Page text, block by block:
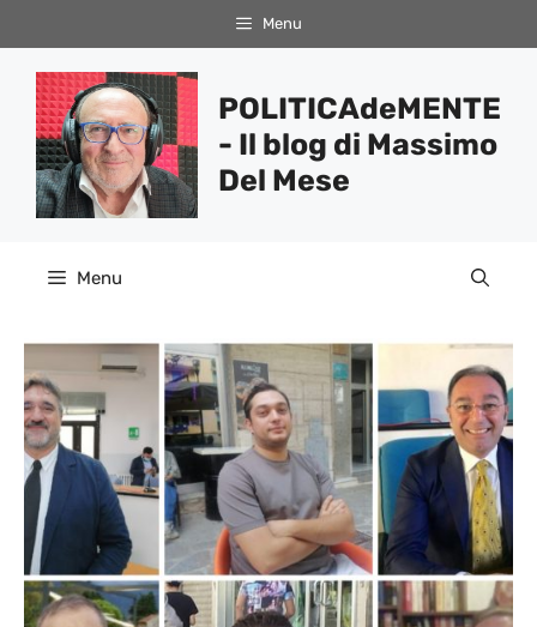
al
contenuto
Menu
POLITICAdeMENTE
- Il blog di Massimo
Del Mese
Menu